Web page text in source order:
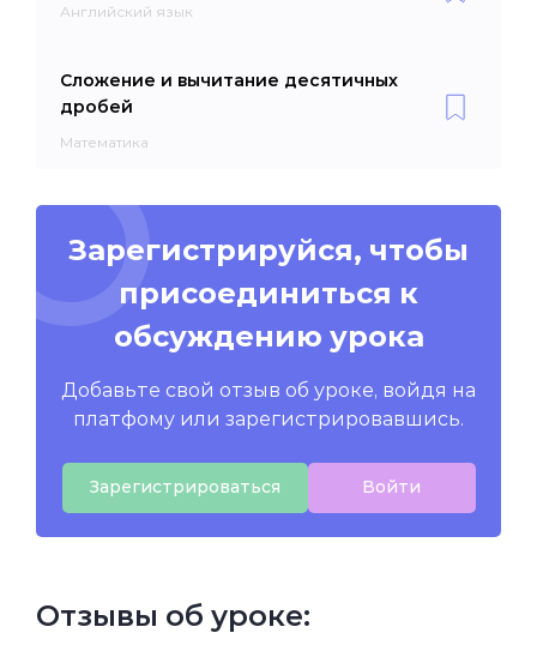
Английский язык
Сложение и вычитание десятичных
дробей
Математика
Зарегистрируйся, чтобы
присоединиться к
обсуждению урока
Добавьте свой отзыв об уроке, войдя на
платфому или зарегистрировавшись.
Зарегистрироваться Войти
Отзывы об уроке: